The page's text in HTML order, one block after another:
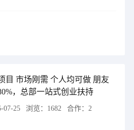
目 市场刚需 个人均可做 朋友
，总部一站式创业扶持
07-25 浏览： 1682 合作： 2